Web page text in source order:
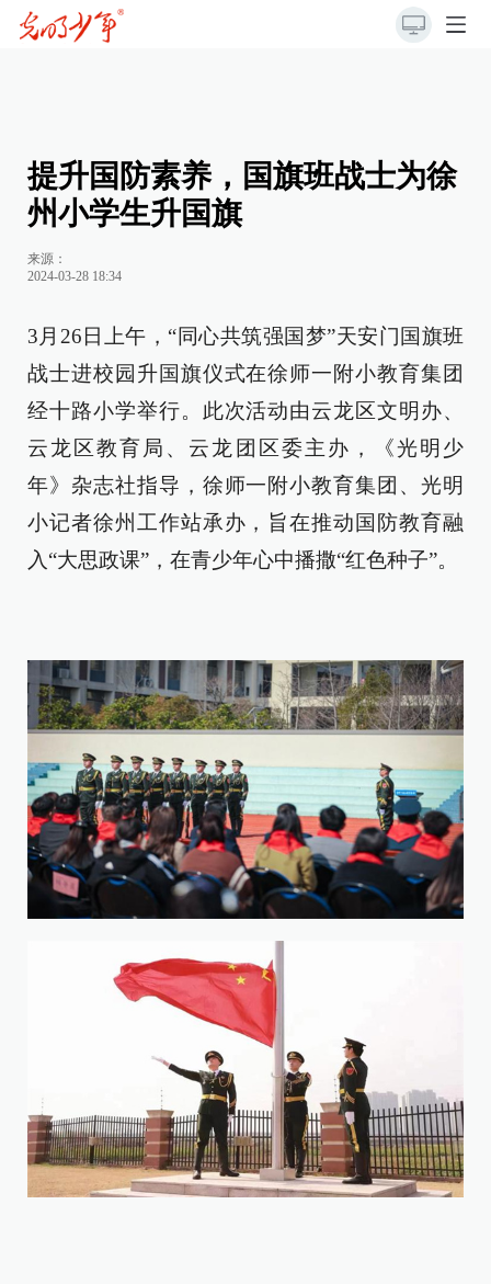
提升国防素养，国旗班战士为徐
州小学生升国旗
来源：
2024-03-28 18:34
3月26日上午，“同心共筑强国梦”天安门国旗班
战士进校园升国旗仪式在徐师一附小教育集团
经十路小学举行。此次活动由云龙区文明办、
云龙区教育局、云龙团区委主办，《光明少
年》杂志社指导，徐师一附小教育集团、光明
小记者徐州工作站承办，旨在推动国防教育融
入“大思政课”，在青少年心中播撒“红色种子”。